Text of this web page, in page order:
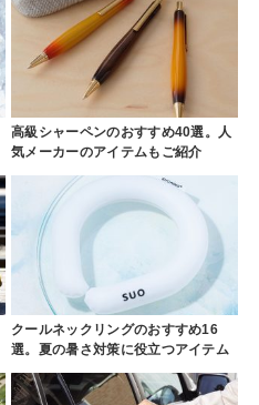
高級シャーペンのおすすめ40選。人
気メーカーのアイテムもご紹介
クールネックリングのおすすめ16
選。夏の暑さ対策に役立つアイテム